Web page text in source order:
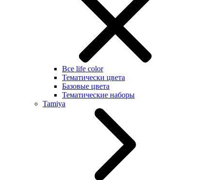
Все life color
Тематически цвета
Базовые цвета
Тематические наборы
Tamiya